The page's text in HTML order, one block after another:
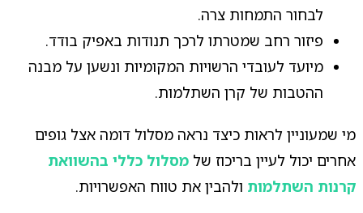
לבחור התמחות צרה.
פיזור רחב שמטרתו לרכך תנודות באפיק בודד.
מיועד לעובדי הרשויות המקומיות ונשען על מבנה
ההטבות של קרן השתלמות.
מי שמעוניין לראות כיצד נראה מסלול דומה אצל גופים
אחרים יכול לעיין בריכוז של מסלול כללי בהשוואת
קרנות השתלמות ולהבין את טווח האפשרויות.